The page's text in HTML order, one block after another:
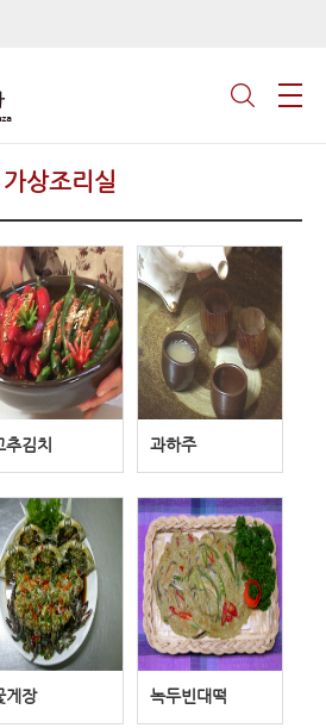
가상조리실
추김치 과하주
게장 녹두빈대떡